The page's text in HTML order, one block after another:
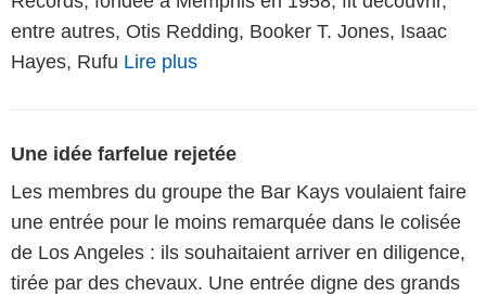
entre autres, Otis Redding, Booker T. Jones, Isaac
Hayes, Rufu Lire plus
Une idée farfelue rejetée
Les membres du groupe the Bar Kays voulaient faire
une entrée pour le moins remarquée dans le colisée
de Los Angeles : ils souhaitaient arriver en diligence,
tirée par des chevaux. Une entrée digne des grands